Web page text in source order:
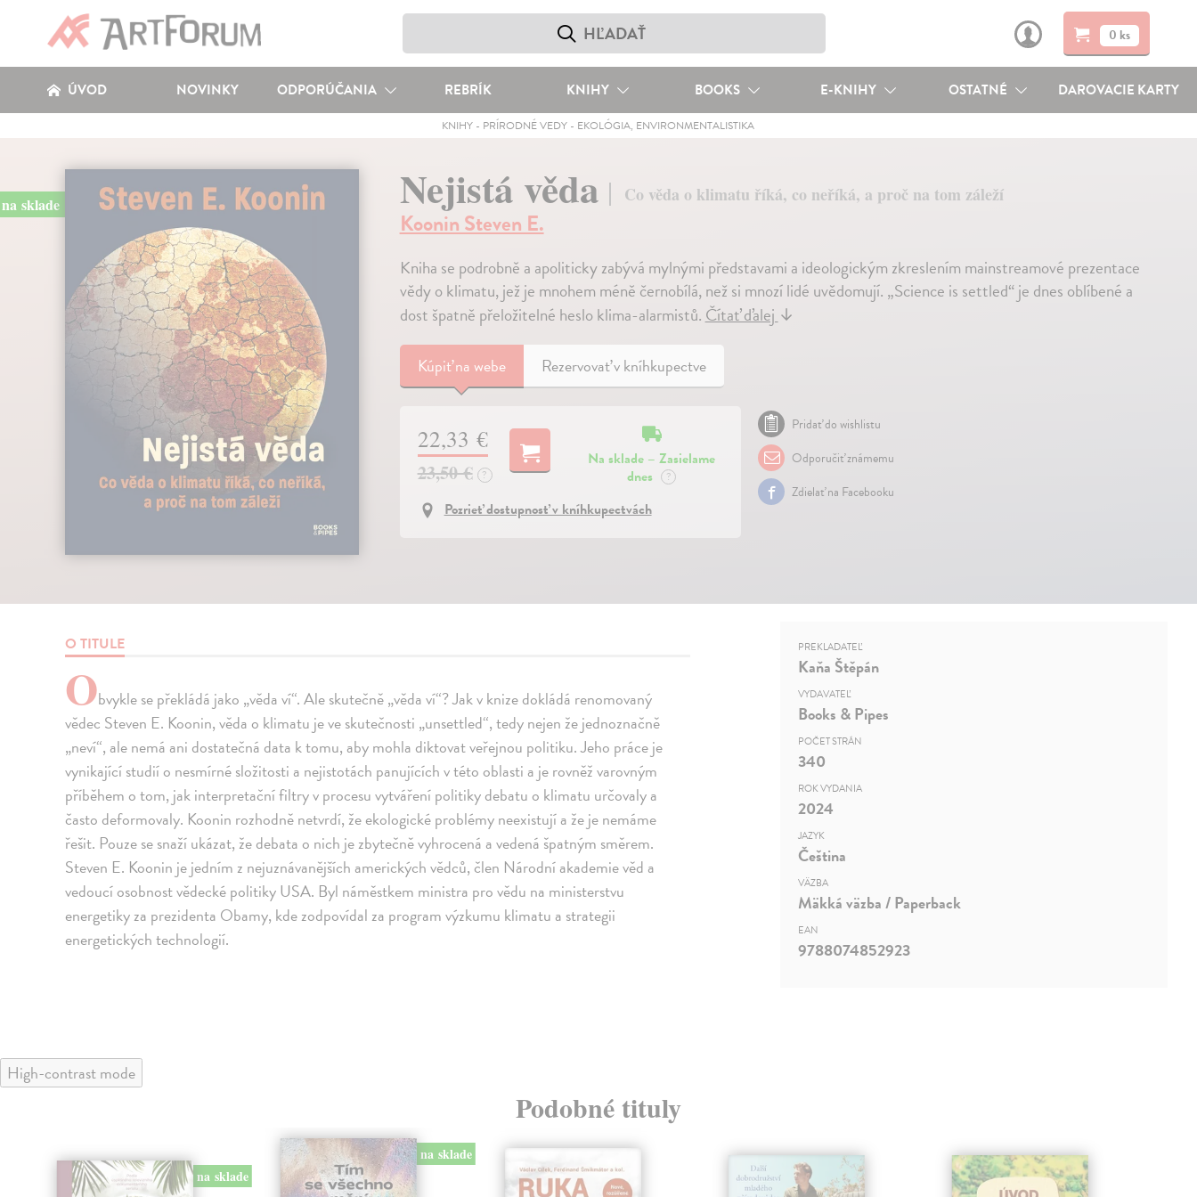
0 ks
ÚVOD NOVINKY ODPORÚČANIA REBRÍK KNIHY BOOKS E-KNIHY OSTATNÉ DAROVACIE KARTY
KNIHY - PRÍRODNÉ VEDY - EKOLÓGIA, ENVIRONMENTALISTIKA
na sklade Nejistá věda Co věda o klimatu říká, co neříká, a proč na tom záleží
Koonin Steven E.
Kniha se podrobně a apoliticky zabývá mylnými představami a ideologickým zkreslením mainstreamové prezentace
vědy o klimatu, jež je mnohem méně černobílá, než si mnozí lidé uvědomují. „Science is settled“ je dnes oblíbené a
dost špatně přeložitelné heslo klima-alarmistů.Čítať ďalej↓
Kúpiťna webe Rezervovať v kníhkupectve
22,33 €
23,50 € ?
Na sklade – Zasielame
dnes
?
Pozrieť dostupnosť v kníhkupectvách
Pridať do wishlistu
Odporučiť známemu
Zdielať na Facebooku
O TITULE
Obvykle se překládá jako „věda ví“. Ale skutečně „věda ví“? Jak v knize dokládá renomovaný
vědec Steven E. Koonin, věda o klimatu je ve skutečnosti „unsettled“, tedy nejen že jednoznačně
„neví“, ale nemá ani dostatečná data k tomu, aby mohla diktovat veřejnou politiku. Jeho práce je
vynikající studií o nesmírné složitosti a nejistotách panujících v této oblasti a je rovněž varovným
příběhem o tom, jak interpretační filtry v procesu vytváření politiky debatu o klimatu určovaly a
často deformovaly. Koonin rozhodně netvrdí, že ekologické problémy neexistují a že je nemáme
řešit. Pouze se snaží ukázat, že debata o nich je zbytečně vyhrocená a vedená špatným směrem.
Steven E. Koonin je jedním z nejuznávanějších amerických vědců, člen Národní akademie věd a
vedoucí osobnost vědecké politiky USA. Byl náměstkem ministra pro vědu na ministerstvu
energetiky za prezidenta Obamy, kde zodpovídal za program výzkumu klimatu a strategii
energetických technologií.
PREKLADATEĽ
Kaňa Štěpán
VYDAVATEĽ
Books & Pipes
POČET STRÁN
340
ROK VYDANIA
2024
JAZYK
Čeština
VÄZBA
Mäkká väzba / Paperback
EAN
9788074852923
High-contrast mode
Podobné tituly
na sklade
na sklade